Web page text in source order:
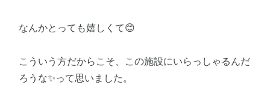
なんかとっても嬉しくて😊
こういう方だからこそ、この施設にいらっしゃるんだ
ろうな✨って思いました。